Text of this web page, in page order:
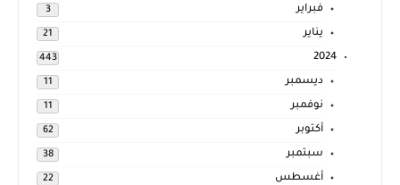
فبراير 3
يناير 21
2024
443
ديسمبر 11
نوفمبر 11
أكتوبر 62
سبتمبر 38
أغسطس 22